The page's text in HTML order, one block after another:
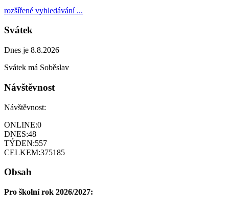
rozšířené vyhledávání ...
Svátek
Dnes je 8.8.2026
Svátek má Soběslav
Návštěvnost
Návštěvnost:
ONLINE:0
DNES:48
TÝDEN:557
CELKEM:375185
Obsah
Pro školní rok 2026/2027: